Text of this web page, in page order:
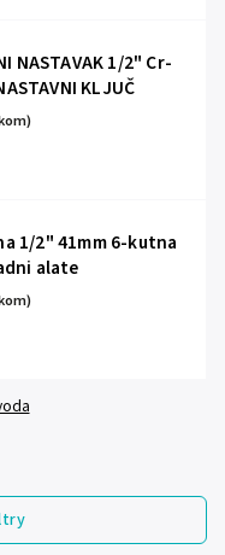
NASTAVAK 1/2" Cr-
KLJUČ
1/2" 41mm 6-kutna
alate